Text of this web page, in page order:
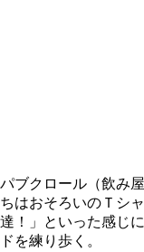
パブクロール（飲み
ちはおそろいのＴシ
達！」といった感じ
ドを練り歩く。